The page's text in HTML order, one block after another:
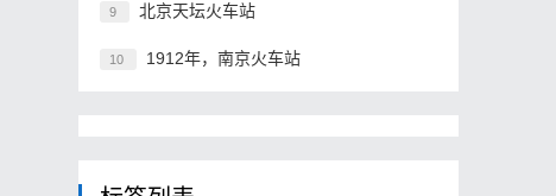
9 北京天坛火车站
10 1912年，南京火车站